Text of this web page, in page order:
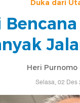
Duka dari
Heri Purnomo
Selasa, 02 Des